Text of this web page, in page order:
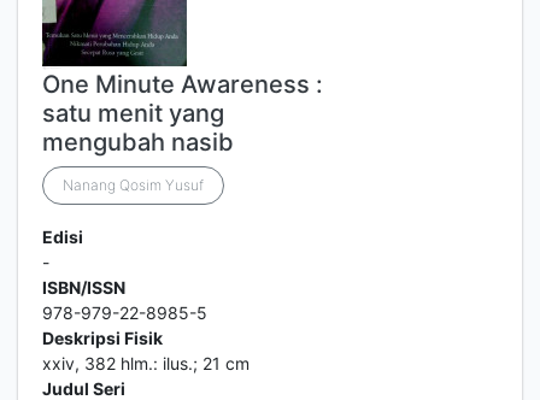
One Minute Awareness :
satu menit yang
mengubah nasib
Nanang Qosim Yusuf
Edisi
-
ISBN/ISSN
978-979-22-8985-5
Deskripsi Fisik
xxiv, 382 hlm.: ilus.; 21 cm
Judul Seri